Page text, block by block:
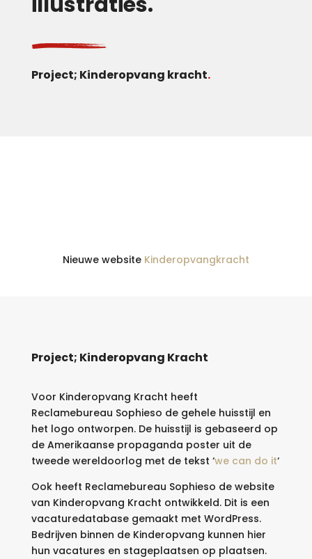
Project; Kinderopvang kracht.
Nieuwe website Kinderopvangkracht
Project; Kinderopvang Kracht
Voor Kinderopvang Kracht heeft
Reclamebureau Sophieso de gehele huisstijl en
het logo ontworpen. De huisstijl is gebaseerd op
de Amerikaanse propaganda poster uit de
tweede wereldoorlog met de tekst ‘we can do it‘
Ook heeft Reclamebureau Sophieso de website
van Kinderopvang Kracht ontwikkeld. Dit is een
vacaturedatabase gemaakt met WordPress.
Bedrijven binnen de Kinderopvang kunnen hier
hun vacatures en stageplaatsen op plaatsen.